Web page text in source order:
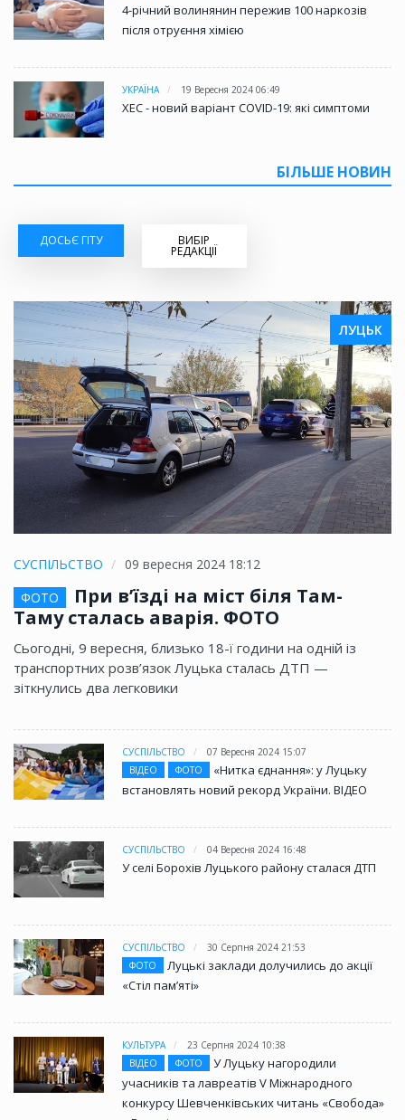
4-річний волинянин пережив 100 наркозів
після отруєння хімією
УКРАЇНА 19 Вересня 2024 06:49
XEC - новий варіант COVID-19: які симптоми
БІЛЬШЕ НОВИН
ДОСЬЄ ГІТУ ВИБІР
РЕДАКЦІЇ
ЛУЦЬК
СУСПІЛЬСТВО
09 вересня 2024 18:12
ФОТО
При в’їзді на міст біля Там-
Таму сталась аварія. ФОТО
Сьогодні, 9 вересня, близько 18-ї години на одній із
транспортних розв’язок Луцька сталась ДТП —
зіткнулись два легковики
СУСПІЛЬСТВО
07 Вересня 2024 15:07
ВІДЕО
ФОТО
«Нитка єднання»: у Луцьку
встановлять новий рекорд України. ВІДЕО
СУСПІЛЬСТВО 04 Вересня 2024 16:48
У селі Борохів Луцького району сталася ДТП
СУСПІЛЬСТВО
30 Серпня 2024 21:53
ФОТО
Луцькі заклади долучились до акції
«Стіл памʼяті»
КУЛЬТУРА
23 Серпня 2024 10:38
ВІДЕО
ФОТО
У Луцьку нагородили
учасників та лавреатів V Міжнародного
конкурсу Шевченківських читань «Свобода»